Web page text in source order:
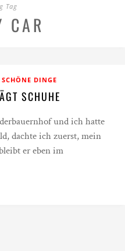
Tag
CAR
SCHÖNE DINGE
SCHUHE
und ich hatte
dachte ich zuerst, mein
er eben im